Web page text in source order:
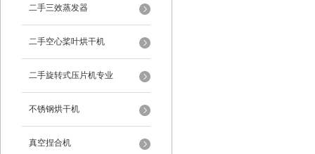
二手三效蒸发器
二手空心桨叶烘干机
二手旋转式压片机专业
不锈钢烘干机
真空捏合机